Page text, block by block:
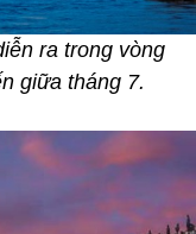
ra trong vòng
giữa tháng 7.